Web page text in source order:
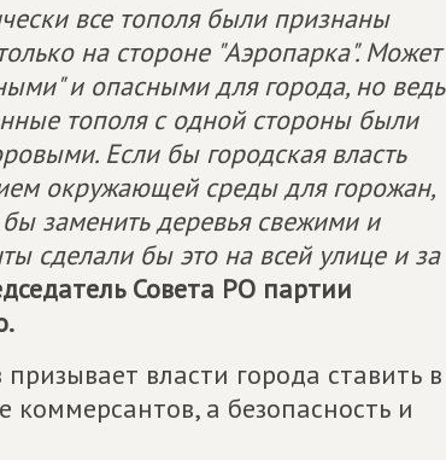
все тополя были признаны
на стороне "Аэропарка". Может
и опасными для города, но ведь
тополя с одной стороны были
Если бы городская власть
окружающей среды для горожан,
заменить деревья свежими и
сделали бы это на всей улице и за
Совета РО партии
власти города ставить в
коммерсантов, а безопасность и